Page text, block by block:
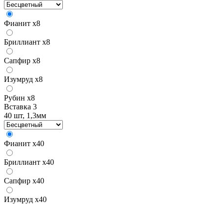
Фианит x8
Бриллиант x8
Сапфир x8
Изумруд x8
Рубин x8
Вставка 3
40 шт, 1,3мм
Фианит x40
Бриллиант x40
Сапфир x40
Изумруд x40